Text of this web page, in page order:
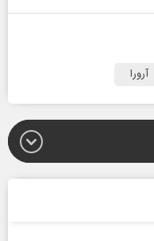
آرورا